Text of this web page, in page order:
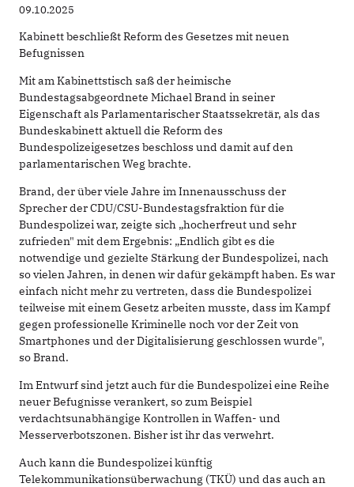
09.10.2025
Kabinett beschließt Reform des Gesetzes mit neuen
Befugnissen
Mit am Kabinettstisch saß der heimische
Bundestagsabgeordnete Michael Brand in seiner
Eigenschaft als Parlamentarischer Staatssekretär, als das
Bundeskabinett aktuell die Reform des
Bundespolizeigesetzes beschloss und damit auf den
parlamentarischen Weg brachte.
Brand, der über viele Jahre im Innenausschuss der
Sprecher der CDU/CSU-Bundestagsfraktion für die
Bundespolizei war, zeigte sich „hocherfreut und sehr
zufrieden" mit dem Ergebnis: „Endlich gibt es die
notwendige und gezielte Stärkung der Bundespolizei, nach
so vielen Jahren, in denen wir dafür gekämpft haben. Es war
einfach nicht mehr zu vertreten, dass die Bundespolizei
teilweise mit einem Gesetz arbeiten musste, dass im Kampf
gegen professionelle Kriminelle noch vor der Zeit von
Smartphones und der Digitalisierung geschlossen wurde",
so Brand.
Im Entwurf sind jetzt auch für die Bundespolizei eine Reihe
neuer Befugnisse verankert, so zum Beispiel
verdachtsunabhängige Kontrollen in Waffen- und
Messerverbotszonen. Bisher ist ihr das verwehrt.
Auch kann die Bundespolizei künftig
Telekommunikationsüberwachung (TKÜ) und das auch an